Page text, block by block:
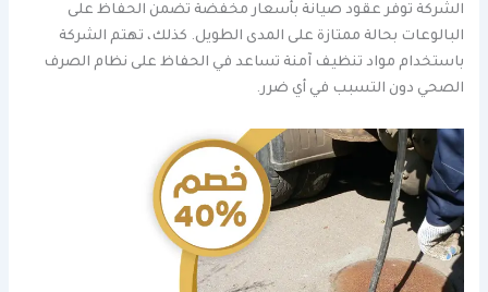
الشركة توفر عقود صيانة بأسعار مخفضة تضمن الحفاظ على
البالوعات بحالة ممتازة على المدى الطويل. كذلك، تهتم الشركة
باستخدام مواد تنظيف آمنة تساعد في الحفاظ على نظام الصرف
الصحي دون التسبب في أي ضرر.